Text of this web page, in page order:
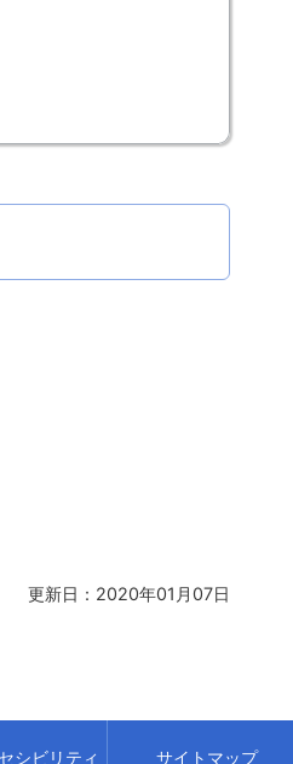
更新日：2020年01月07日
シビリティ サイトマップ